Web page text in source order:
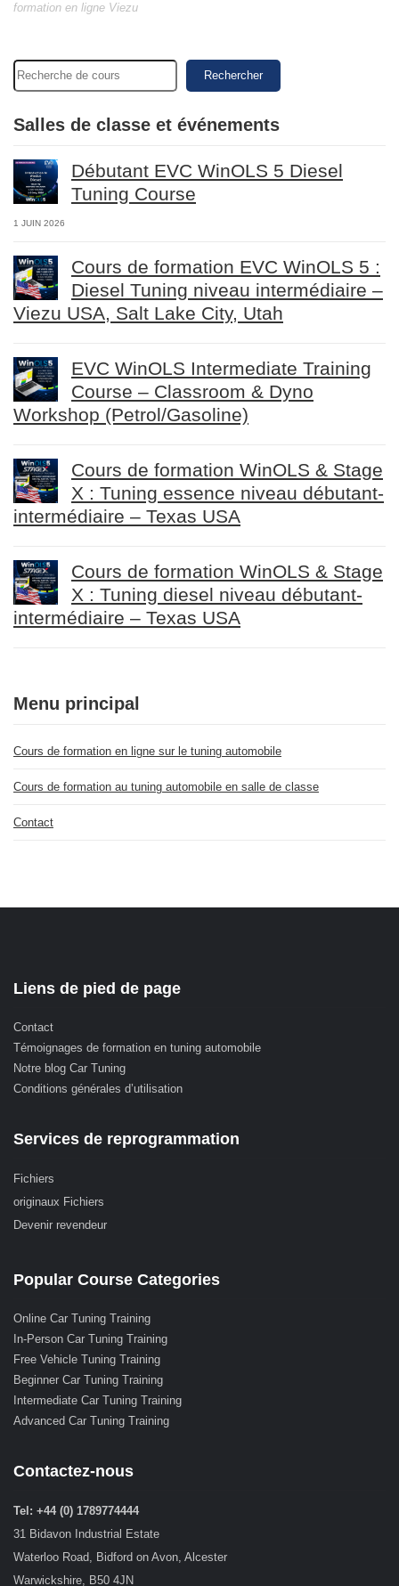
formation en ligne Viezu
Rechercher
Salles de classe et événements
Débutant EVC WinOLS 5 Diesel
Tuning Course
1 JUIN 2026
Cours de formation EVC WinOLS 5 :
Diesel Tuning niveau intermédiaire –
Viezu USA, Salt Lake City, Utah
EVC WinOLS Intermediate Training
Course – Classroom & Dyno
Workshop (Petrol/Gasoline)
Cours de formation WinOLS & Stage
X : Tuning essence niveau débutant-
intermédiaire – Texas USA
Cours de formation WinOLS & Stage
X : Tuning diesel niveau débutant-
intermédiaire – Texas USA
Menu principal
Cours de formation en ligne sur le tuning automobile
Cours de formation au tuning automobile en salle de classe
Contact
Liens de pied de page
Contact
Témoignages de formation en tuning automobile
Notre blog Car Tuning
Conditions générales d’utilisation
Services de reprogrammation
Fichiers
originaux Fichiers
Devenir revendeur
Popular Course Categories
Online Car Tuning Training
In-Person Car Tuning Training
Free Vehicle Tuning Training
Beginner Car Tuning Training
Intermediate Car Tuning Training
Advanced Car Tuning Training
Contactez-nous
Tel: +44 (0) 1789774444
31 Bidavon Industrial Estate
Waterloo Road, Bidford on Avon, Alcester
Warwickshire, B50 4JN